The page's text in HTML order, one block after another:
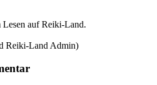
auf Reiki-Land.
Reiki-Land Admin)